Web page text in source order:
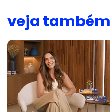
veja também